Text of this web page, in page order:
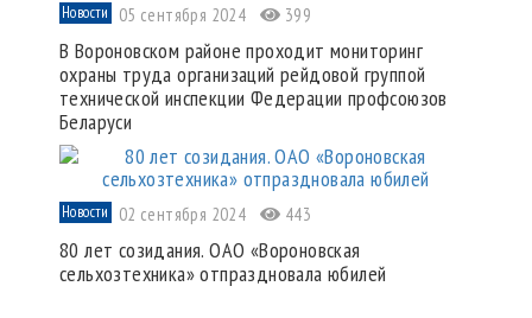
Новости 05 сентября 2024 399
В Вороновском районе проходит мониторинг
охраны труда организаций рейдовой группой
технической инспекции Федерации профсоюзов
Беларуси
Новости 02 сентября 2024 443
80 лет созидания. ОАО «Вороновская
сельхозтехника» отпраздновала юбилей